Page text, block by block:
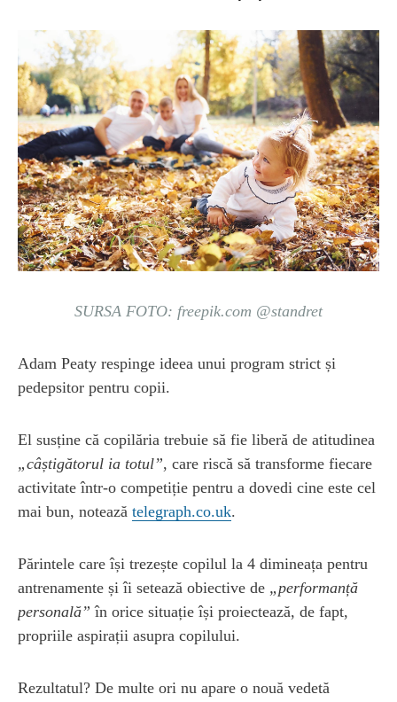
SURSA FOTO: freepik.com @standret
Adam Peaty respinge ideea unui program strict și
pedepsitor pentru copii.
El susține că copilăria trebuie să fie liberă de atitudinea
„câștigătorul ia totul”, care riscă să transforme fiecare
activitate într-o competiție pentru a dovedi cine este cel
mai bun, notează telegraph.co.uk.
Părintele care își trezește copilul la 4 dimineața pentru
antrenamente și îi setează obiective de „performanță
personală” în orice situație își proiectează, de fapt,
propriile aspirații asupra copilului.
Rezultatul? De multe ori nu apare o nouă vedetă